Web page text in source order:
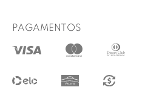
Prazo de entrega
Regulamento das promoções
Trocas e Devoluções
PAGAMENTOS